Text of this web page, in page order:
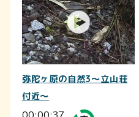
弥陀ヶ原の自然3～立山荘
付近～
00:00:37